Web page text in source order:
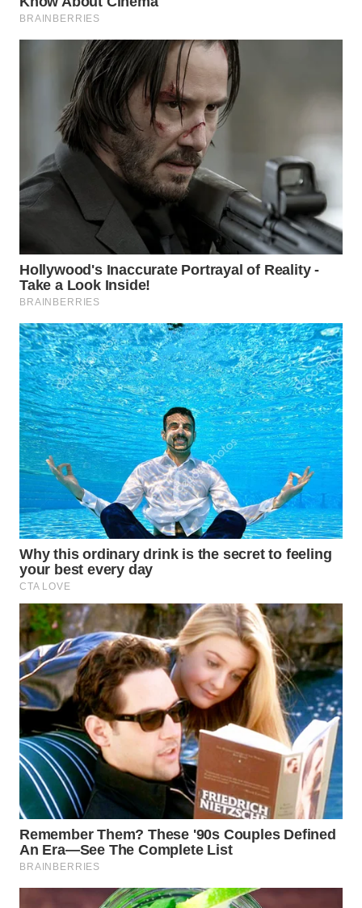
TINGGI
WN
KARAWANG
WN
BEKASI
WN
DEPOK
WN
TAPANULI
UTARA
WN
SAMOSIR
WN
PADANG
LAWAS
WN
SUMEDANG
WN
CIANJUR
WN
KEPULAUAN
SERIBU
WN
TANGERANG
WN
BINJAI